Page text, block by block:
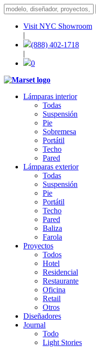
Visit NYC Showroom
|
(888) 402-1718
|
0
Lámparas interior
Todas
Suspensión
Pie
Sobremesa
Portátil
Techo
Pared
Lámparas exterior
Todas
Suspensión
Pie
Portátil
Techo
Pared
Baliza
Farola
Proyectos
Todos
Hotel
Residencial
Restaurante
Oficina
Retail
Otros
Diseñadores
Journal
Todo
Light Stories